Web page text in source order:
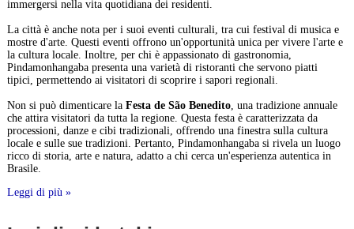
immergersi nella vita quotidiana dei residenti.
La città è anche nota per i suoi eventi culturali, tra cui festival di musica e
mostre d'arte. Questi eventi offrono un'opportunità unica per vivere l'arte e
la cultura locale. Inoltre, per chi è appassionato di gastronomia,
Pindamonhangaba presenta una varietà di ristoranti che servono piatti
tipici, permettendo ai visitatori di scoprire i sapori regionali.
Non si può dimenticare la Festa de São Benedito, una tradizione annuale
che attira visitatori da tutta la regione. Questa festa è caratterizzata da
processioni, danze e cibi tradizionali, offrendo una finestra sulla cultura
locale e sulle sue tradizioni. Pertanto, Pindamonhangaba si rivela un luogo
ricco di storia, arte e natura, adatto a chi cerca un'esperienza autentica in
Brasile.
Leggi di più »